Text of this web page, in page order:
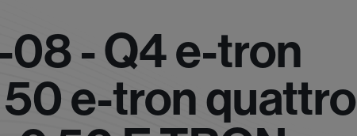
- Q4 e-tron
e-tron quattro